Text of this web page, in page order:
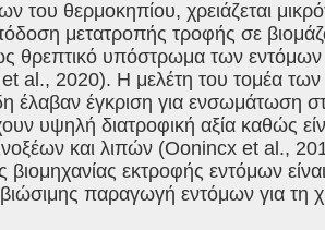
του θερμοκηπίου, χρειάζεται
μετατροπής τροφής σε
θρεπτικό υπόστρωμα των
al., 2020). Η μελέτη του τομέα των
έλαβαν έγκριση για ενσωμάτωση
υψηλή διατροφική αξία καθώς
και λιπών (Oonincx et al.,
εκτροφής εντόμων
βιώσιμης παραγωγή εντόμων για